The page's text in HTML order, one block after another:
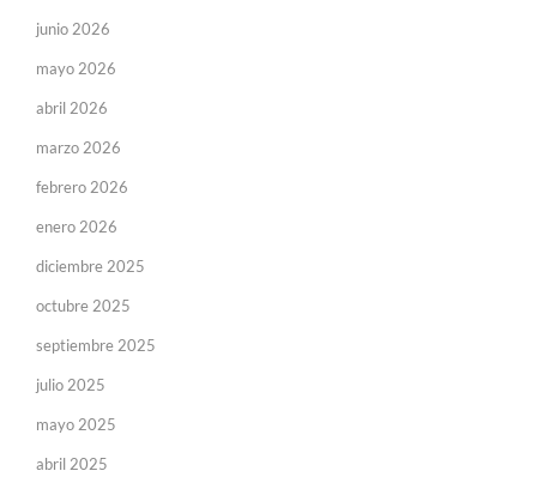
junio 2026
mayo 2026
abril 2026
marzo 2026
febrero 2026
enero 2026
diciembre 2025
octubre 2025
septiembre 2025
julio 2025
mayo 2025
abril 2025